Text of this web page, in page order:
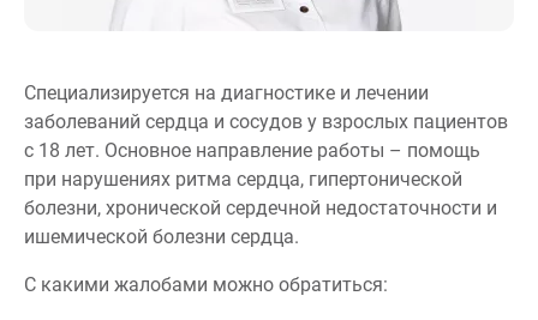
Специализируется на диагностике и лечении
заболеваний сердца и сосудов у взрослых пациентов
с 18 лет. Основное направление работы – помощь
при нарушениях ритма сердца, гипертонической
болезни, хронической сердечной недостаточности и
ишемической болезни сердца.
С какими жалобами можно обратиться: